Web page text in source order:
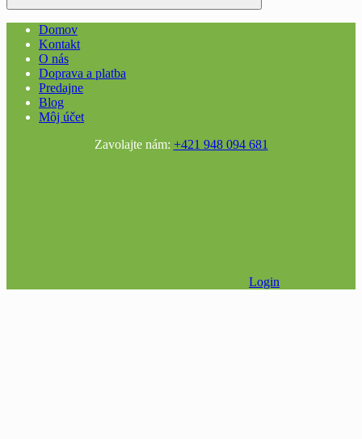
Domov
Kontakt
O nás
Doprava a platba
Predajne
Blog
Môj účet
Zavolajte nám: +421 948 094 681
Login